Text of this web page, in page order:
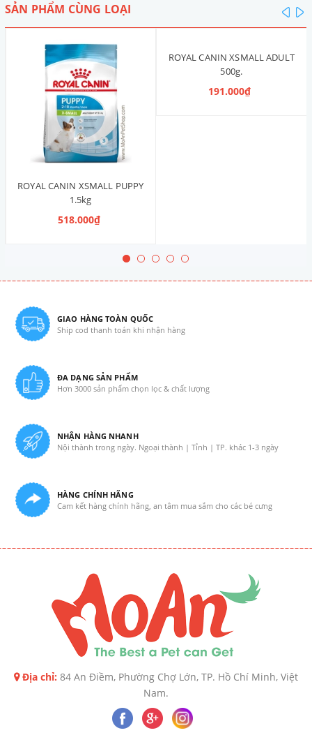
SẢN PHẨM CÙNG LOẠI
ROYAL CANIN XSMALL PUPPY
1.5kg
518.000₫
ROYAL CANIN XSMALL ADULT
500g.
191.000₫
GIAO HÀNG TOÀN QUỐC
Ship cod thanh toán khi nhận hàng
ĐA DẠNG SẢN PHẨM
Hơn 3000 sản phẩm chọn lọc & chất lượng
NHẬN HÀNG NHANH
Nội thành trong ngày. Ngoại thành | Tỉnh | TP. khác 1-3 ngày
HÀNG CHÍNH HÃNG
Cam kết hàng chính hãng, an tâm mua sắm cho các bé cưng
Địa chỉ: 84 An Điềm, Phường Chợ Lớn, TP. Hồ Chí Minh, Việt
Nam.